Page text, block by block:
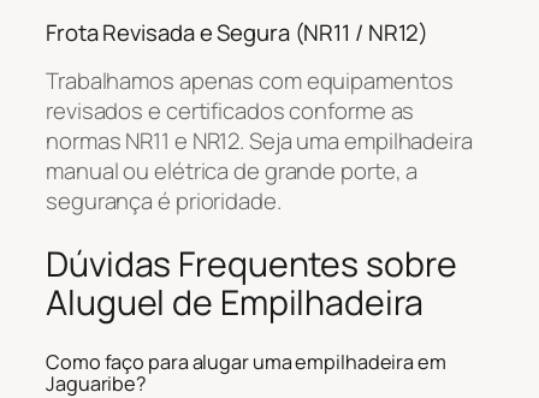
Frota Revisada e Segura (NR11 / NR12)
Trabalhamos apenas com equipamentos
revisados e certificados conforme as
normas NR11 e NR12. Seja uma empilhadeira
manual ou elétrica de grande porte, a
segurança é prioridade.
Dúvidas Frequentes sobre
Aluguel de Empilhadeira
Como faço para alugar uma empilhadeira em
Jaguaribe?